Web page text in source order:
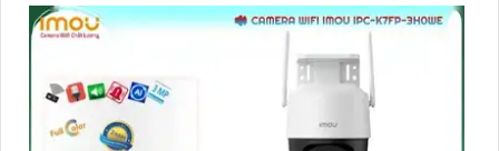
ổn định. Camera IPC-K7FP-3H0TE-EU sử dụng công nghệ
nhận diện người và động vật, kết hợp Wifi không dây